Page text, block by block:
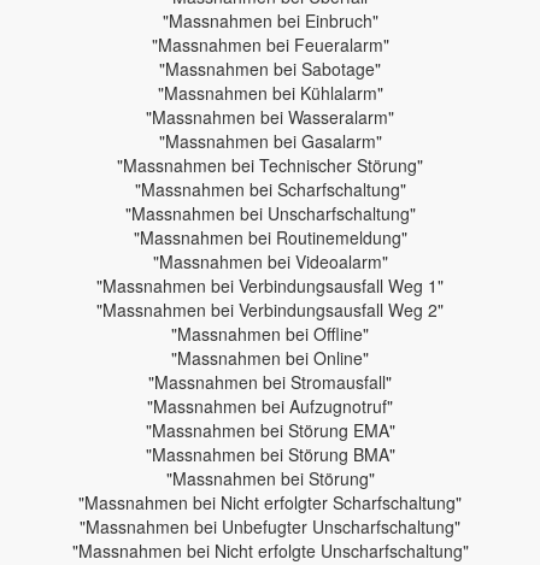
"Massnahmen bei Einbruch"
"Massnahmen bei Feueralarm"
"Massnahmen bei Sabotage"
"Massnahmen bei Kühlalarm"
"Massnahmen bei Wasseralarm"
"Massnahmen bei Gasalarm"
"Massnahmen bei Technischer Störung"
"Massnahmen bei Scharfschaltung"
"Massnahmen bei Unscharfschaltung"
"Massnahmen bei Routinemeldung"
"Massnahmen bei Videoalarm"
"Massnahmen bei Verbindungsausfall Weg 1"
"Massnahmen bei Verbindungsausfall Weg 2"
"Massnahmen bei Offline"
"Massnahmen bei Online"
"Massnahmen bei Stromausfall"
"Massnahmen bei Aufzugnotruf"
"Massnahmen bei Störung EMA"
"Massnahmen bei Störung BMA"
"Massnahmen bei Störung"
"Massnahmen bei Nicht erfolgter Scharfschaltung"
"Massnahmen bei Unbefugter Unscharfschaltung"
"Massnahmen bei Nicht erfolgte Unscharfschaltung"